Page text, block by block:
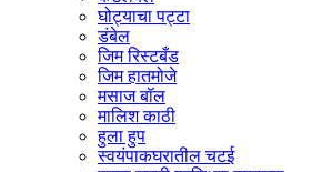
घोट्याचा पट्टा
डंबेल
जिम रिस्टबँड
जिम हातमोजे
मसाज बॉल
मालिश काठी
हुला हुप
स्वयंपाकघरातील चटई